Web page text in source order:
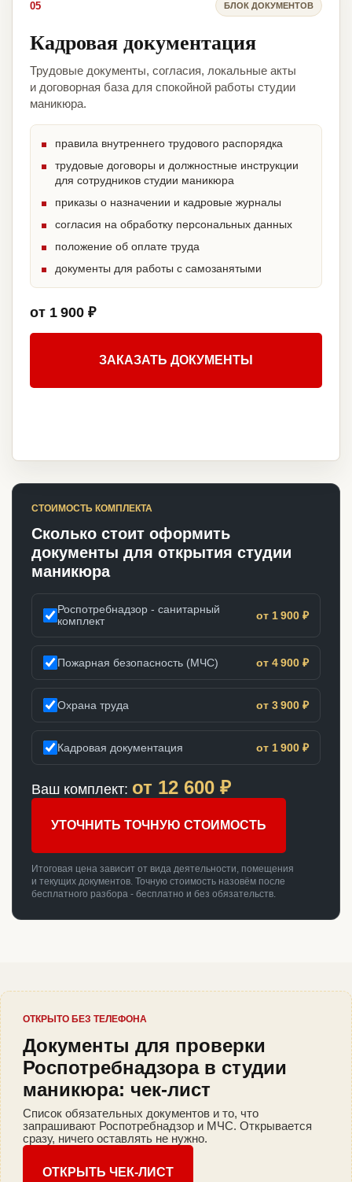
05 БЛОК ДОКУМЕНТОВ
Кадровая документация
Трудовые документы, согласия, локальные акты
и договорная база для спокойной работы студии
маникюра.
правила внутреннего трудового распорядка
трудовые договоры и должностные инструкции
для сотрудников студии маникюра
приказы о назначении и кадровые журналы
согласия на обработку персональных данных
положение об оплате труда
документы для работы с самозанятыми
от 1 900 ₽
ЗАКАЗАТЬ ДОКУМЕНТЫ
СТОИМОСТЬ КОМПЛЕКТА
Сколько стоит оформить
документы для открытия студии
маникюра
Роспотребнадзор - санитарный
комплект
от 1 900 ₽
Пожарная безопасность (МЧС) от 4 900 ₽
Охрана труда от 3 900 ₽
Кадровая документация от 1 900 ₽
Ваш комплект: от 12 600 ₽
УТОЧНИТЬ ТОЧНУЮ СТОИМОСТЬ
Итоговая цена зависит от вида деятельности, помещения
и текущих документов. Точную стоимость назовём после
бесплатного разбора - бесплатно и без обязательств.
ОТКРЫТО БЕЗ ТЕЛЕФОНА
Документы для проверки
Роспотребнадзора в студии
маникюра: чек-лист
Список обязательных документов и то, что
запрашивают Роспотребнадзор и МЧС. Открывается
сразу, ничего оставлять не нужно.
ОТКРЫТЬ ЧЕК-ЛИСТ